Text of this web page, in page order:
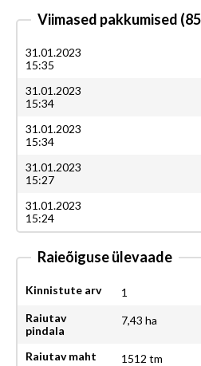
Viimased pakkumised
31.01.2023
15:35
31.01.2023
15:34
31.01.2023
15:34
31.01.2023
15:27
31.01.2023
15:24
Raieõiguse ülevaade
Kinnistute arv
1
Raiutav
pindala
7,43 ha
Raiutav maht
1512 tm